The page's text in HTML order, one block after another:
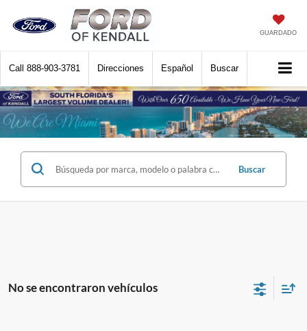
GUARDADO
Call 888-903-3781 Direcciones Español Buscar
Buscar
No se encontraron vehículos